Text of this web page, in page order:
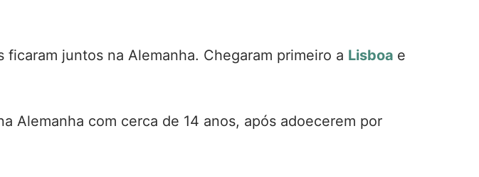
juntos na Alemanha. Chegaram primeiro a Lisboa e
Alemanha com cerca de 14 anos, após adoecerem por